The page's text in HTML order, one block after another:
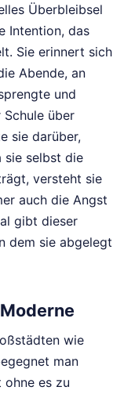
Überbleibsel
Intention, das
Sie erinnert sich
Abende, an
und
Schule über
sie darüber,
sie selbst die
versteht sie
auch die Angst
gibt dieser
dem sie abgelegt
wie
man
ohne es zu